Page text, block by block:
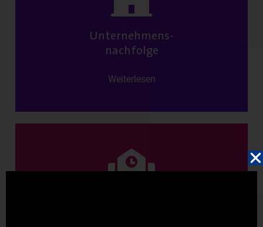
Unternehmens-
nachfolge
Weiterlesen